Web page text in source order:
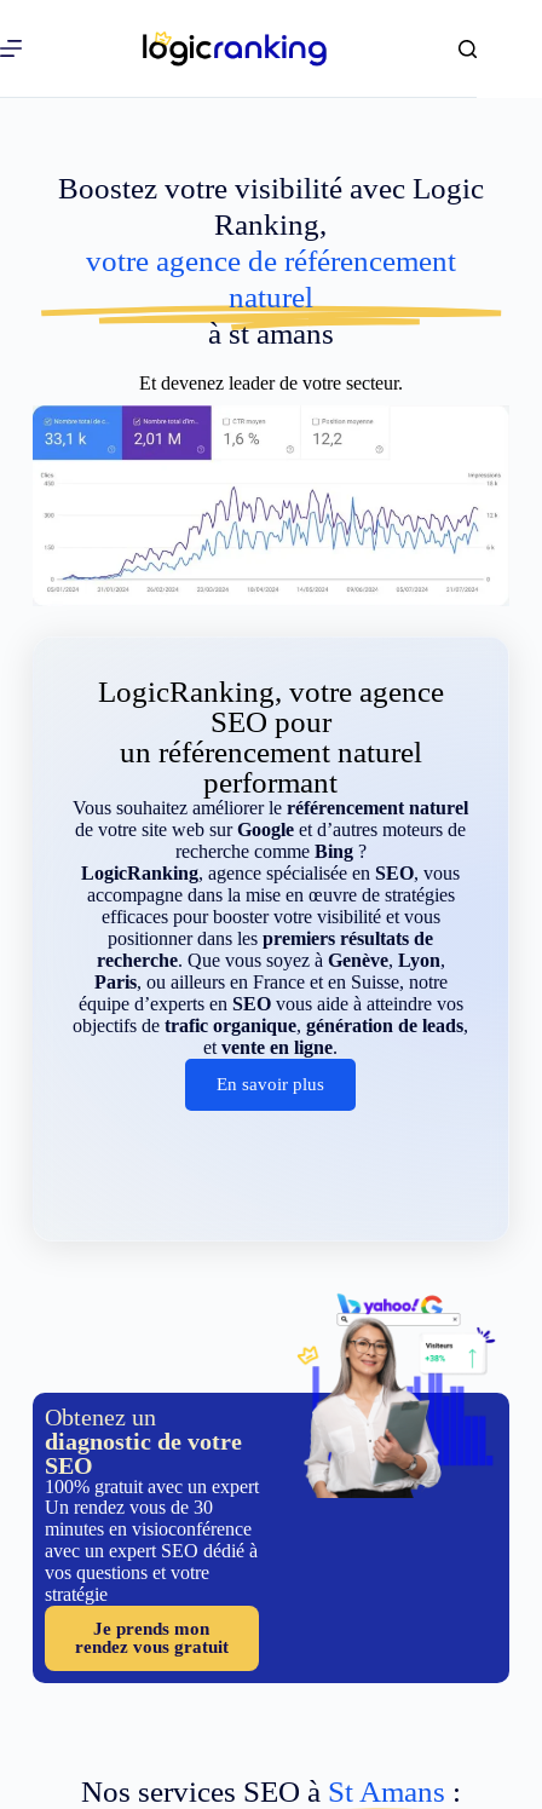
Boostez votre visibilité avec Logic
Ranking,
votre agence de référencement
naturel
à st amans
Et devenez leader de votre secteur.
LogicRanking, votre agence
SEO pour
un référencement naturel
performant
Vous souhaitez améliorer leréférencement naturel
de votre site web surGoogle et d’autres moteurs de
recherche comme Bing?
LogicRanking, agence spécialisée enSEO, vous
accompagne dans la mise en œuvre de stratégies
efficaces pour booster votre visibilité et vous
positionner dans lespremiers résultats de
recherche. Que vous soyez à Genève, Lyon,
Paris, ou ailleurs en France et en Suisse, notre
équipe d’experts en SEOvous aide à atteindre vos
objectifs detrafic organique,génération de leads,
etvente en ligne.
En savoir plus
Obtenez un
diagnostic de votre
SEO
100% gratuit avec un expert
Un rendez vous de 30
minutes en visioconférence
avec un expert SEO dédié à
vos questions et votre
stratégie
Je prends mon
rendez vous gratuit
Nos services SEO à St Amans :